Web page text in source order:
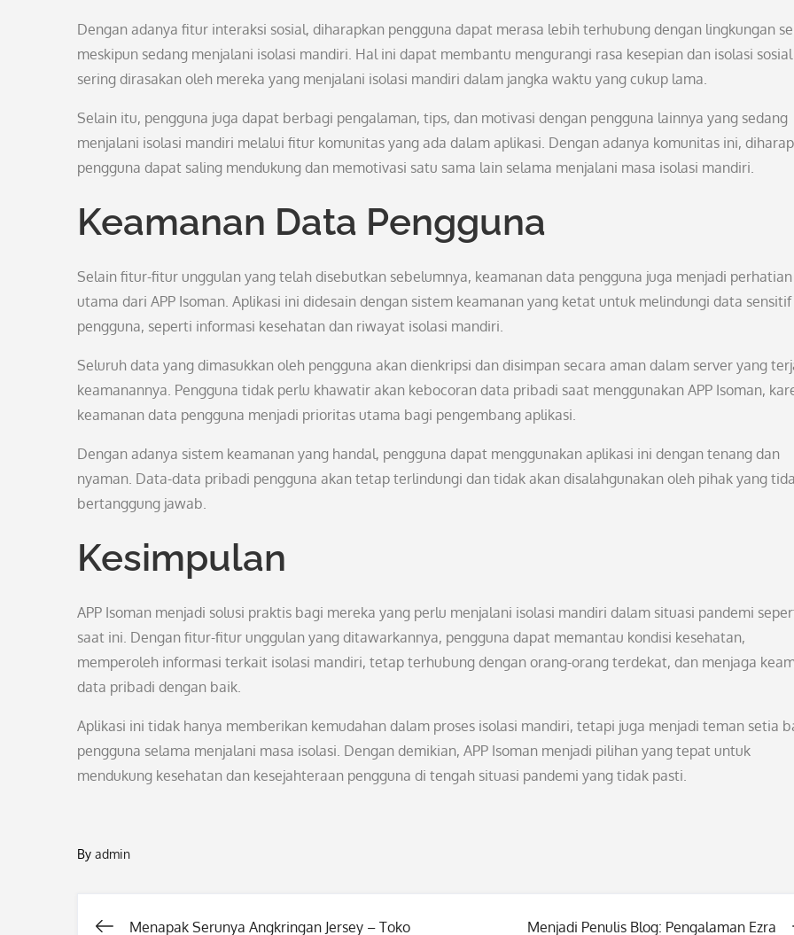
Dengan adanya fitur interaksi sosial, diharapkan pengguna dapat merasa lebih terhubung dengan lingkungan
meskipun sedang menjalani isolasi mandiri. Hal ini dapat membantu mengurangi rasa kesepian dan isolasi
sering dirasakan oleh mereka yang menjalani isolasi mandiri dalam jangka waktu yang cukup lama.
Selain itu, pengguna juga dapat berbagi pengalaman, tips, dan motivasi dengan pengguna lainnya yang sedang
menjalani isolasi mandiri melalui fitur komunitas yang ada dalam aplikasi. Dengan adanya komunitas ini,
pengguna dapat saling mendukung dan memotivasi satu sama lain selama menjalani masa isolasi mandiri.
Keamanan Data Pengguna
Selain fitur-fitur unggulan yang telah disebutkan sebelumnya, keamanan data pengguna juga menjadi perhatian
utama dari APP Isoman. Aplikasi ini didesain dengan sistem keamanan yang ketat untuk melindungi data sensitif
pengguna, seperti informasi kesehatan dan riwayat isolasi mandiri.
Seluruh data yang dimasukkan oleh pengguna akan dienkripsi dan disimpan secara aman dalam server yang
keamanannya. Pengguna tidak perlu khawatir akan kebocoran data pribadi saat menggunakan APP Isoman,
keamanan data pengguna menjadi prioritas utama bagi pengembang aplikasi.
Dengan adanya sistem keamanan yang handal, pengguna dapat menggunakan aplikasi ini dengan tenang dan
nyaman. Data-data pribadi pengguna akan tetap terlindungi dan tidak akan disalahgunakan oleh pihak yang
bertanggung jawab.
Kesimpulan
APP Isoman menjadi solusi praktis bagi mereka yang perlu menjalani isolasi mandiri dalam situasi pandemi
saat ini. Dengan fitur-fitur unggulan yang ditawarkannya, pengguna dapat memantau kondisi kesehatan,
memperoleh informasi terkait isolasi mandiri, tetap terhubung dengan orang-orang terdekat, dan menjaga
data pribadi dengan baik.
Aplikasi ini tidak hanya memberikan kemudahan dalam proses isolasi mandiri, tetapi juga menjadi teman setia
pengguna selama menjalani masa isolasi. Dengan demikian, APP Isoman menjadi pilihan yang tepat untuk
mendukung kesehatan dan kesejahteraan pengguna di tengah situasi pandemi yang tidak pasti.
By admin
Menapak Serunya Angkringan Jersey – Toko Menjadi Penulis Blog: Pengalaman Ezra